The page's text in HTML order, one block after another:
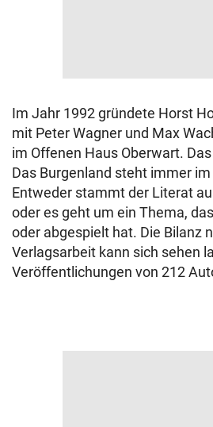
Im Jahr 1992 gründete Horst
mit Peter Wagner und Max
im Offenen Haus Oberwart.
Das Burgenland steht immer
Entweder stammt der Literat
oder es geht um ein Thema,
oder abgespielt hat. Die Bilanz
Verlagsarbeit kann sich sehen
Veröffentlichungen von 212